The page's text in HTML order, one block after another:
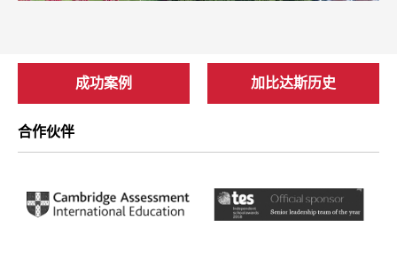
成功案例 加比达斯历史
合作伙伴